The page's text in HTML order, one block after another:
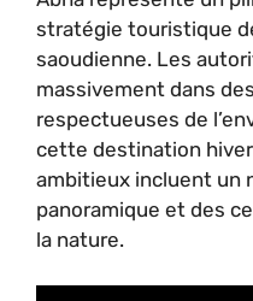
stratégie touristique
saoudienne. Les
massivement dans
respectueuses de
cette destination
ambitieux incluent un
panoramique et des
la nature.